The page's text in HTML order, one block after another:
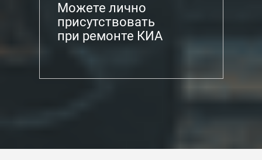
Можете лично
присутствовать
при ремонте КИА